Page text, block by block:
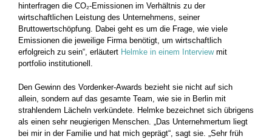
hinterfragen die CO₂-Emissionen im Verhältnis zu der
wirtschaftlichen Leistung des Unternehmens, seiner
Bruttowertschöpfung. Dabei geht es um die Frage, wie viele
Emissionen die jeweilige Firma benötigt, um wirtschaftlich
erfolgreich zu sein“, erläutert Helmke in einem Interviewmit
portfolio institutionell.
Den Gewinn des Vordenker-Awards bezieht sie nicht auf sich
allein, sondern auf das gesamte Team, wie sie in Berlin mit
strahlendem Lächeln verkündete. Helmke bezeichnet sich übrigens
als einen sehr neugierigen Menschen. „Das Unternehmertum liegt
bei mir in der Familie und hat mich geprägt“, sagt sie. „Sehr früh